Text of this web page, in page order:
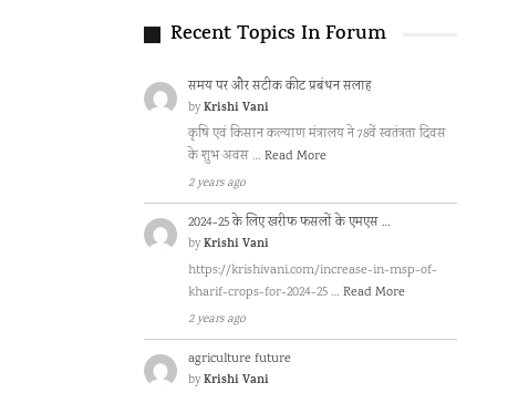
Recent Topics In Forum
समय पर और सटीक कीट प्रबंधन सलाह
byKrishi Vani
कृषि एवं किसान कल्याण मंत्रालय ने 78वें स्वतंत्रता दिवस
के शुभ अवस … Read More
2 years ago
2024-25 के लिए खरीफ फसलों के एमएस …
byKrishi Vani
https://krishivani.com/increase-in-msp-of-
kharif-crops-for-2024-25 … Read More
2 years ago
agriculture future
byKrishi Vani